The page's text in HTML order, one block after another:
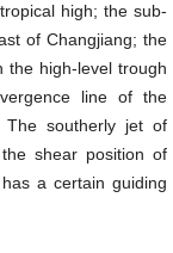
high; the sub-
of Changjiang; the
the high-level trough
line of the
The southerly jet of
shear position of
a certain guiding